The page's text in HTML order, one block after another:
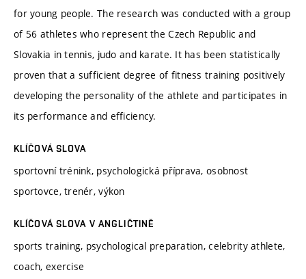
for young people. The research was conducted with a group
of 56 athletes who represent the Czech Republic and
Slovakia in tennis, judo and karate. It has been statistically
proven that a sufficient degree of fitness training positively
developing the personality of the athlete and participates in
its performance and efficiency.
KLÍČOVÁ SLOVA
sportovní trénink, psychologická příprava, osobnost
sportovce, trenér, výkon
KLÍČOVÁ SLOVA V ANGLIČTINĚ
sports training, psychological preparation, celebrity athlete,
coach, exercise